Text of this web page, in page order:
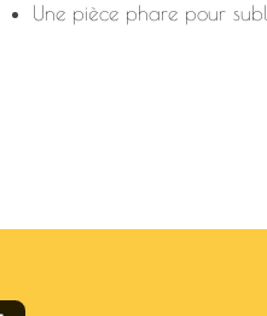
Une pièce phare pour